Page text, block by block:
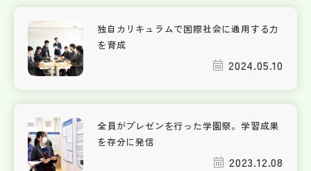
独自カリキュラムで国際社会に通用する力
を育成
2024.05.10
全員がプレゼンを行った学園祭。学習成果
を存分に発信
2023.12.08